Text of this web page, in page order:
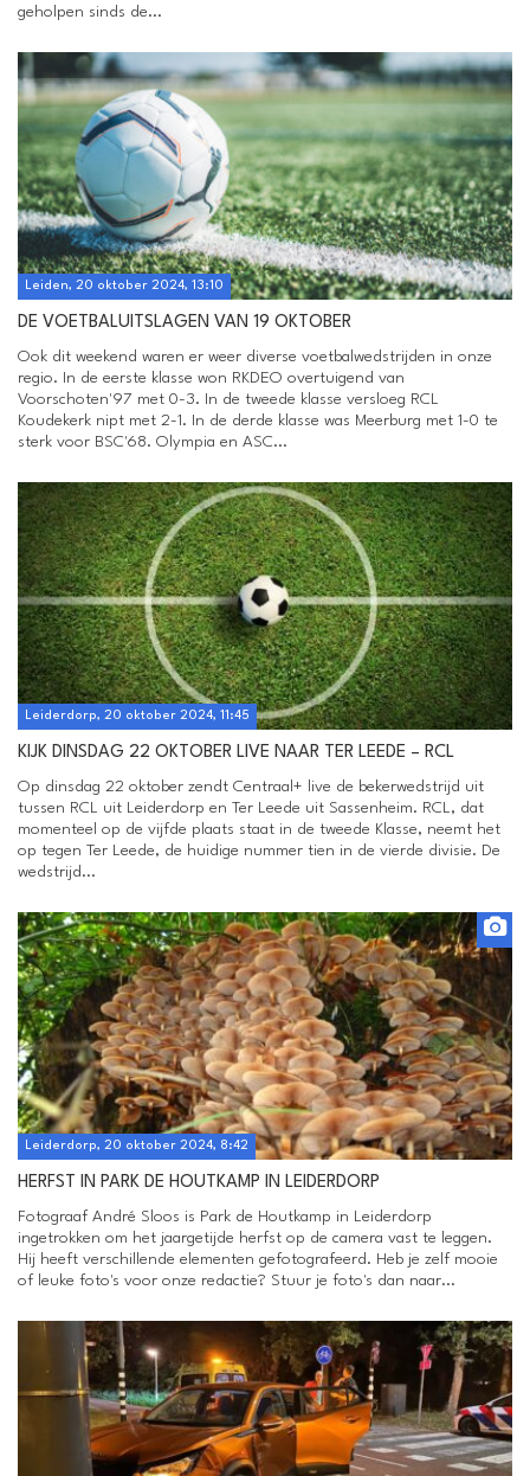
geholpen sinds de...
Leiden, 20 oktober 2024, 13:10
DE VOETBALUITSLAGEN VAN 19 OKTOBER
Ook dit weekend waren er weer diverse voetbalwedstrijden in onze
regio. In de eerste klasse won RKDEO overtuigend van
Voorschoten'97 met 0-3. In de tweede klasse versloeg RCL
Koudekerk nipt met 2-1. In de derde klasse was Meerburg met 1-0 te
sterk voor BSC'68. Olympia en ASC...
Leiderdorp, 20 oktober 2024, 11:45
KIJK DINSDAG 22 OKTOBER LIVE NAAR TER LEEDE – RCL
Op dinsdag 22 oktober zendt Centraal+ live de bekerwedstrijd uit
tussen RCL uit Leiderdorp en Ter Leede uit Sassenheim. RCL, dat
momenteel op de vijfde plaats staat in de tweede Klasse, neemt het
op tegen Ter Leede, de huidige nummer tien in de vierde divisie. De
wedstrijd...
Leiderdorp, 20 oktober 2024, 8:42
HERFST IN PARK DE HOUTKAMP IN LEIDERDORP
Fotograaf André Sloos is Park de Houtkamp in Leiderdorp
ingetrokken om het jaargetijde herfst op de camera vast te leggen.
Hij heeft verschillende elementen gefotografeerd. Heb je zelf mooie
of leuke foto's voor onze redactie? Stuur je foto's dan naar...